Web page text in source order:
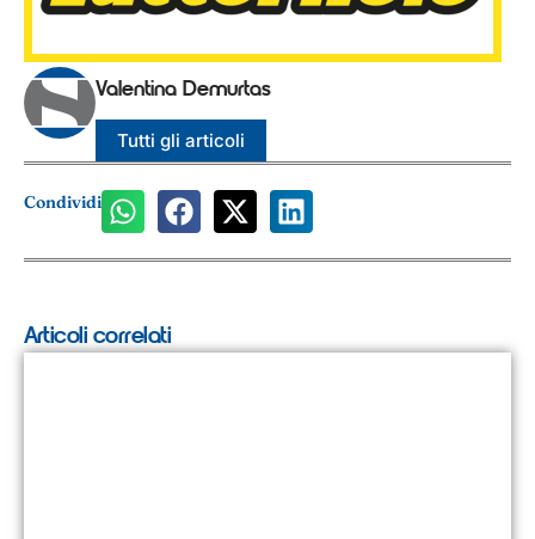
Valentina Demurtas
Tutti gli articoli
Condividi
Articoli correlati